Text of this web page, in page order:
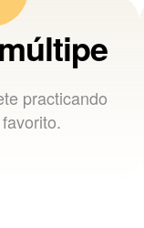
practicando